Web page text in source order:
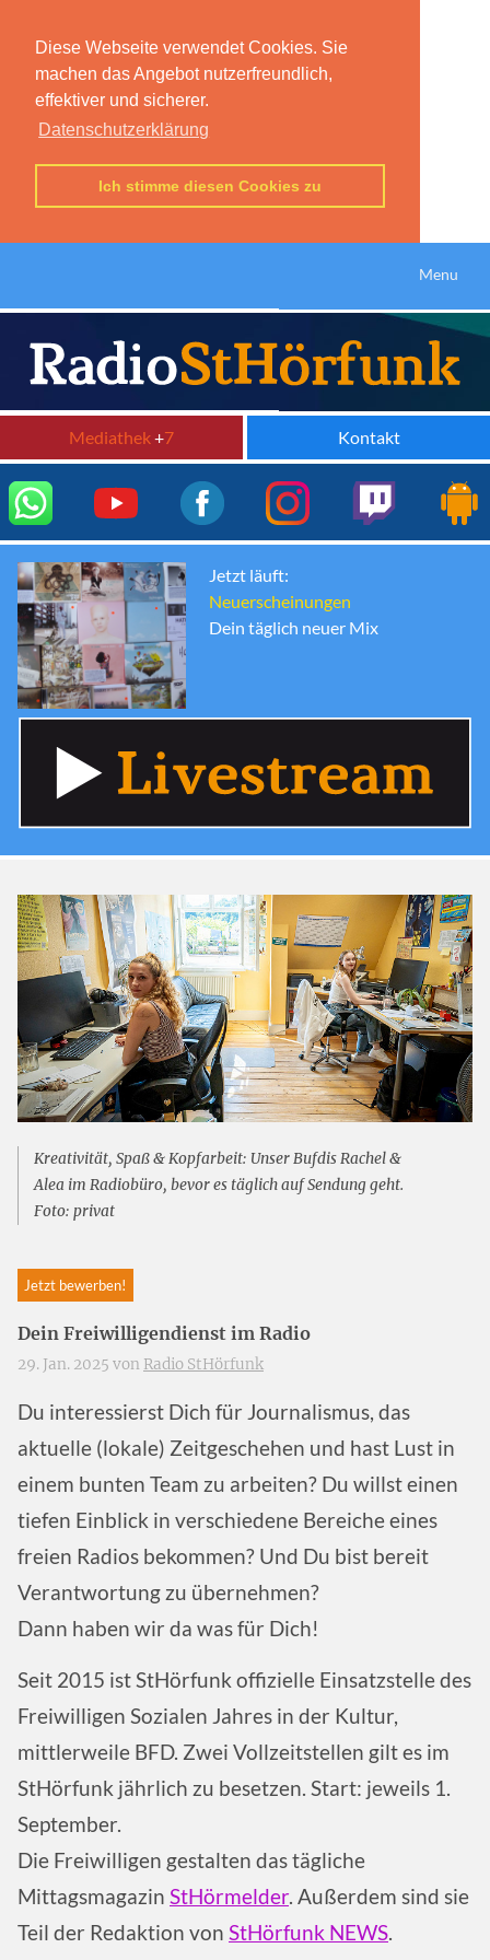
Diese Webseite verwendet Cookies. Sie
machen das Angebot nutzerfreundlich,
effektiver und sicherer.
Datenschutzerklärung
Ich stimme diesen Cookies zu
Menu
Mediathek+7 Kontakt
Jetzt läuft:
Neuerscheinungen
Dein täglich neuer Mix
Kreativität, Spaß & Kopfarbeit: Unser Bufdis Rachel &
Alea im Radiobüro, bevor es täglich auf Sendung geht.
Foto: privat
Jetzt bewerben!
Dein Freiwilligendienst im Radio
29. Jan. 2025 von Radio StHörfunk
Du interessierst Dich für Journalismus, das
aktuelle (lokale) Zeitgeschehen und hast Lust in
einem bunten Team zu arbeiten? Du willst einen
tiefen Einblick in verschiedene Bereiche eines
freien Radios bekommen? Und Du bist bereit
Verantwortung zu übernehmen?
Dann haben wir da was für Dich!
Seit 2015 ist StHörfunk offizielle Einsatzstelle des
Freiwilligen Sozialen Jahres in der Kultur,
mittlerweile BFD. Zwei Vollzeitstellen gilt es im
StHörfunk jährlich zu besetzen. Start: jeweils 1.
September.
Die Freiwilligen gestalten das tägliche
Mittagsmagazin StHörmelder. Außerdem sind sie
Teil der Redaktion von StHörfunk NEWS.